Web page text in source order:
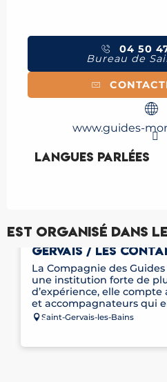
04 50
Bureau de
www.guides-
Langues parlées
Langues parlées
Est organisé dans
COMPAGNIE DES
GERVAIS / LES
La Compagnie des
une institution forte de
d’expérience, elle compte
et accompagnateurs qui
Saint-Gervais-les-Bains